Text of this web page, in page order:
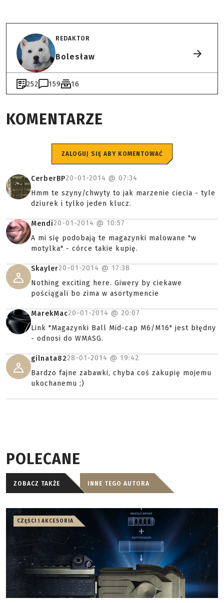
REDAKTOR
Bolesław
252 159 16
KOMENTARZE
ZALOGUJ SIĘ ABY KOMENTOWAĆ
CerberBP20-01-2014 @ 07:34
Hmm te szyny/chwyty to jak marzenie ciecia - tyle
dziurek i tylko jeden klucz.
Mendi20-01-2014 @ 10:57
A mi się podobają te magazynki malowane "w
motylka" - córce takie kupię.
Skayler20-01-2014 @ 17:38
Nothing exciting here. Giwery by ciekawe
pościągali bo zima w asortymencie
MarekMac20-01-2014 @ 20:07
Link "Magazynki Ball Mid-cap M6/M16" jest błędny
- odnosi do WMASG.
gilnata8228-01-2014 @ 19:42
Bardzo fajne zabawki, chyba coś zakupię mojemu
ukochanemu ;)
POLECANE
ZOBACZ TAKŻE INNE TEGO AUTORA
CZĘŚCI I AKCESORIA